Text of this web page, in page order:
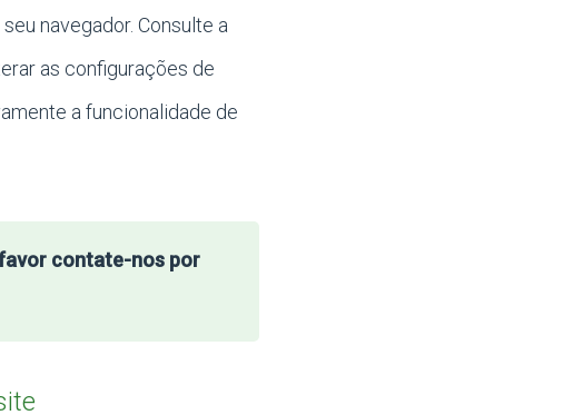
navegador. Consulte a
as configurações de
a funcionalidade de
contate-nos por